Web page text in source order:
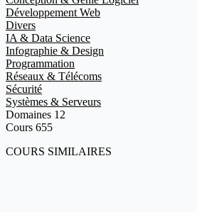
Développement Web
Divers
IA & Data Science
Infographie & Design
Programmation
Réseaux & Télécoms
Sécurité
Systèmes & Serveurs
Domaines 12
Cours 655
COURS SIMILAIRES